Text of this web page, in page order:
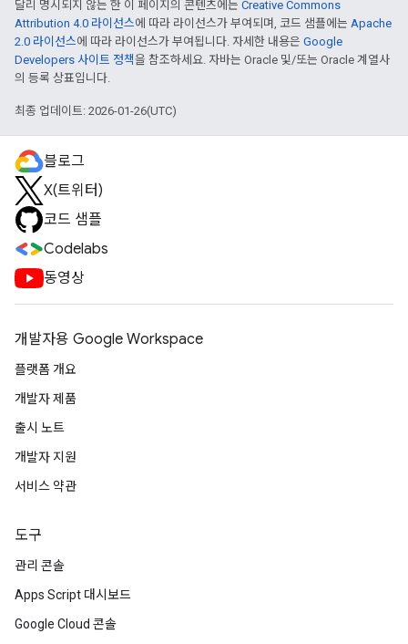
달리 명시되지 않는 한 이 페이지의 콘텐츠에는 Creative Commons
Attribution 4.0 라이선스에 따라 라이선스가 부여되며, 코드 샘플에는 Apache
2.0 라이선스에 따라 라이선스가 부여됩니다. 자세한 내용은 Google
Developers 사이트 정책을 참조하세요. 자바는 Oracle 및/또는 Oracle 계열사
의 등록 상표입니다.
최종 업데이트: 2026-01-26(UTC)
블로그
X(트위터)
코드 샘플
Codelabs
동영상
개발자용 Google Workspace
플랫폼 개요
개발자 제품
출시 노트
개발자 지원
서비스 약관
도구
관리 콘솔
Apps Script 대시보드
Google Cloud 콘솔